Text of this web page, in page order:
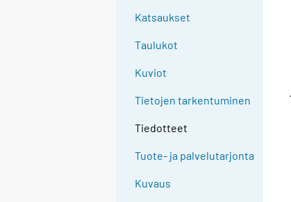
Katsaukset
Taulukot
Kuviot
Tietojen tarkentuminen
Tiedotteet
Tuote- ja palvelutarjonta
Kuvaus